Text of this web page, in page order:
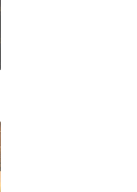
及第入翰林院的奇女子。十年前的她被
“中国准备银行”发行的伪钞货币。根